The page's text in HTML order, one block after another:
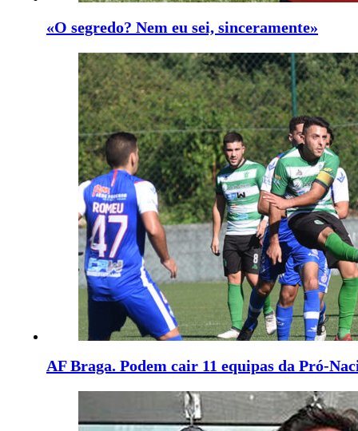
«O segredo? Nem eu sei, sinceramente»
AF Braga. Podem cair 11 equipas da Pró-